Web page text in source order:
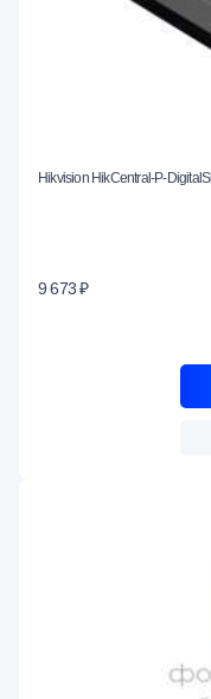
Hikvision HikCentral-P-
9 673 ₽